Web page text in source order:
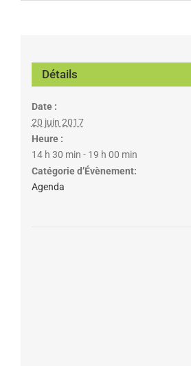
Détails
Date :
20 juin 2017
Heure :
14 h 30 min - 19 h 00 min
Catégorie d’Évènement:
Agenda